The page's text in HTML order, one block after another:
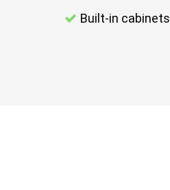
Built-in cabinets